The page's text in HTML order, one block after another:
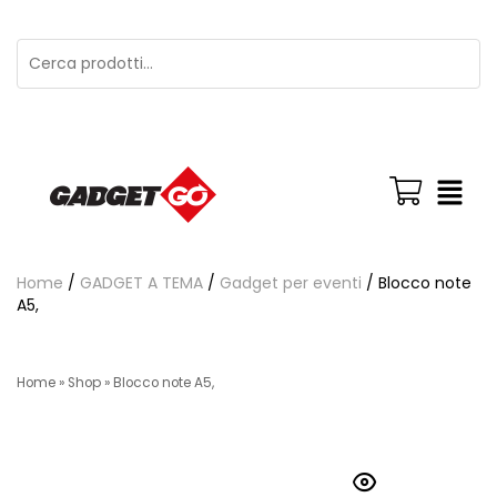
Home / GADGET A TEMA / Gadget per eventi / Blocco note
A5,
Home » Shop » Blocco note A5,